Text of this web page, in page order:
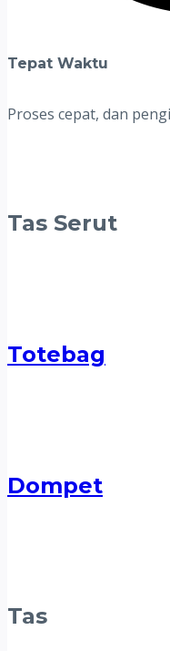
Tepat Waktu
Proses cepat, dan
Tas Serut
Totebag
Dompet
Tas